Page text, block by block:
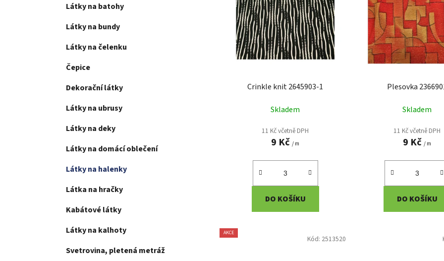
Látky na batohy
Látky na bundy
Látky na čelenku
Čepice
Dekorační látky
Látky na ubrusy
Látky na deky
Látky na domácí oblečení
Látky na halenky
Látka na hračky
Kabátové látky
Látky na kalhoty
Svetrovina, pletená metráž
Crinkle knit 2645903-1
Skladem
11 Kč včetně DPH
9 Kč/ m
DO KOŠÍKU
Plesovka
Skladem
11 Kč včetně DPH
9 Kč/ m
DO KOŠÍKU
AKCE
Kód: 2513520